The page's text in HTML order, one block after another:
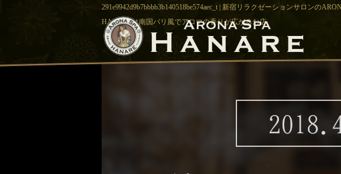
291e9942d9b7bbbb3b140518be574aec_t | 新宿リラクゼーションサロンの
HANAREは南国バリ風でアロマの香りが広がるお店